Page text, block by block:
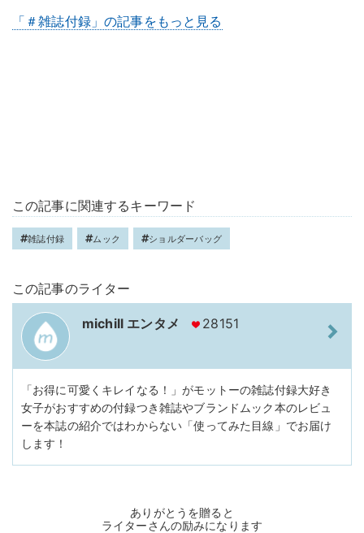
「＃雑誌付録」の記事をもっと見る
この記事に関連するキーワード
雑誌付録 ムック ショルダーバッグ
この記事のライター
michill エンタメ 28151
「お得に可愛くキレイなる！」がモットーの雑誌付録大好き
女子がおすすめの付録つき雑誌やブランドムック本のレビュ
ーを本誌の紹介ではわからない「使ってみた目線」でお届け
します！
ありがとうを贈ると
ライターさんの励みになります